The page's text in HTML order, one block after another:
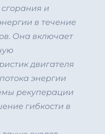
и
в течение
Она включает
двигателя
энергии
рекуперации
гибкости в